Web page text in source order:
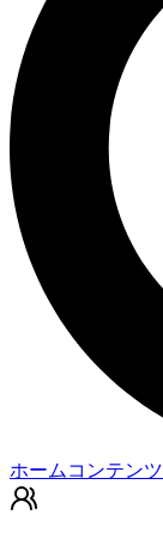
ホーム コンテンツ